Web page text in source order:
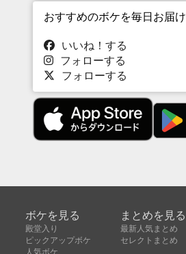
おすすめのボケを毎日お届け
いいね！する
フォローする
フォローする
ボケを見る
殿堂入り
ピックアップボケ
人気ボケ
まとめを見る
最新人気まとめ
セレクトまとめ